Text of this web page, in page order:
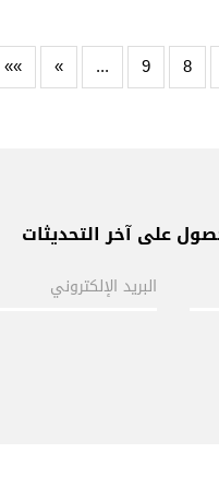
8
9
...
»
»»
على آخر التحديثات